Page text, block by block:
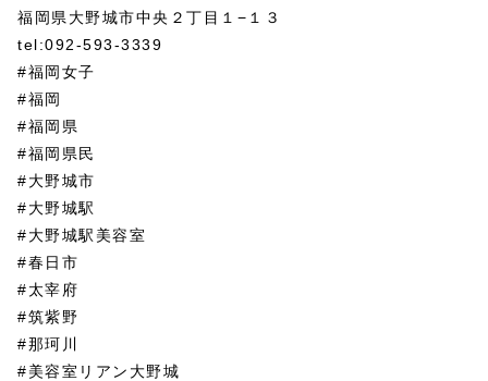
福岡県大野城市中央２丁目１−１３
tel:092-593-3339
#福岡女子
#福岡
#福岡県
#福岡県民
#大野城市
#大野城駅
#大野城駅美容室
#春日市
#太宰府
#筑紫野
#那珂川
#美容室リアン大野城